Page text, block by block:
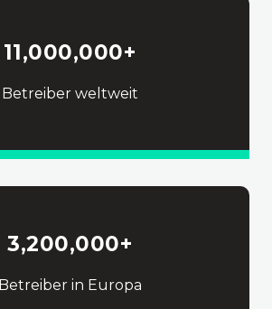
11,000,000+
Betreiber weltweit
3,200,000+
Betreiber in Europa